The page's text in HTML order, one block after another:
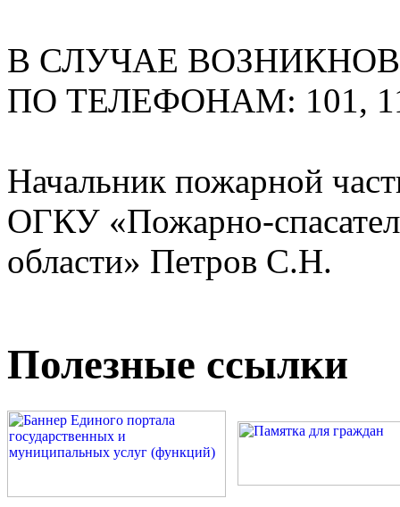
В СЛУЧАЕ
ПО ТЕЛЕФОНАМ: 101,
Начальник пожарной
ОГКУ «Пожарно-
области» Петров С.Н.
Полезные ссылки